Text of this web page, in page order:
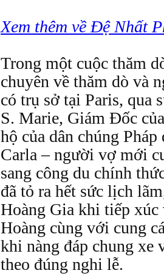
Xem thêm về Đệ Nhất
Trong một cuộc thăm
chuyên về thăm dò và
có trụ sở tại Paris, qua
S. Marie, Giám Đốc
hộ của dân chúng
Carla – người vợ mới
sang công du chính
đã tỏ ra hết sức lịch
Hoàng Gia khi tiếp xúc
Hoàng cùng với cung
khi nàng đáp chung
theo đúng nghi lễ.